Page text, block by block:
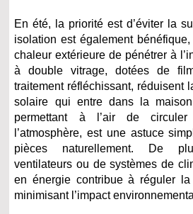
En été, la priorité est d’éviter la
isolation est également
chaleur extérieure de pénétrer à
à double vitrage, dotées de
traitement réfléchissant, réduisent
solaire qui entre dans la
permettant à l’air de
l’atmosphère, est une astuce
pièces naturellement. De
ventilateurs ou de systèmes de
en énergie contribue à réguler la
minimisant l’impact